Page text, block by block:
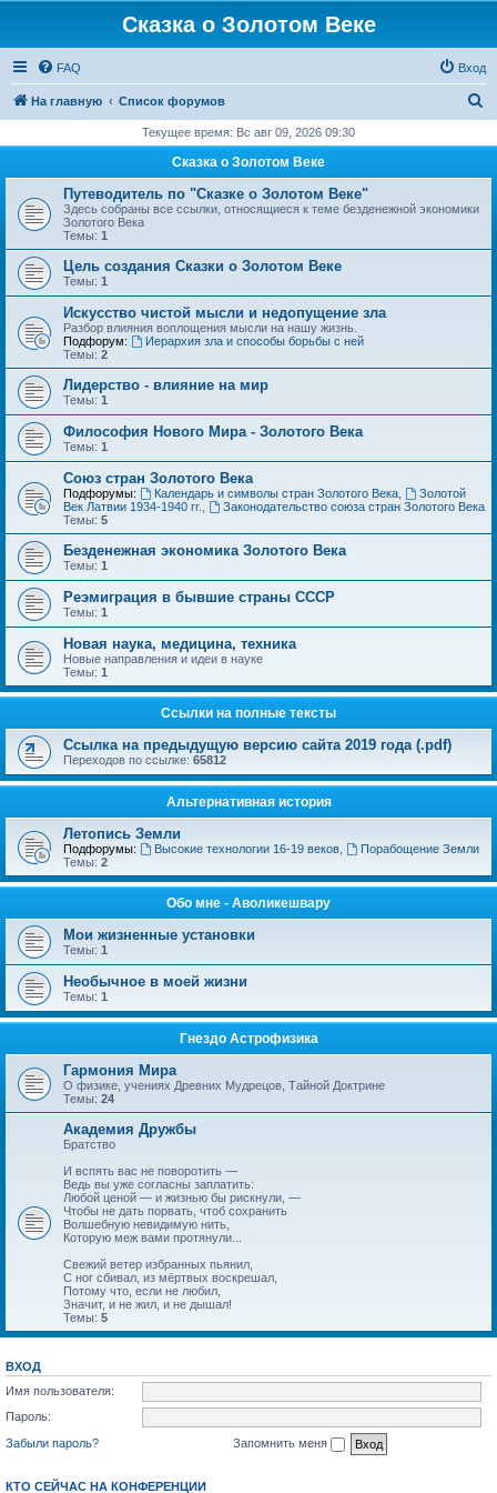
Сказка о Золотом Веке
FAQ Вход
На главную Список форумов
с
Текущее время: Вс авг 09, 2026 09:30
Сказка о Золотом Веке
Путеводитель по "Сказке о Золотом Веке"
Здесь собраны все ссылки, относящиеся к теме безденежной экономики
Золотого Века
Темы: 1
Цель создания Сказки о Золотом Веке
Темы: 1
Искусство чистой мысли и недопущение зла
Разбор влияния воплощения мысли на нашу жизнь.
Подфорум:
Иерархия зла и способы борьбы с ней
Темы: 2
Лидерство - влияние на мир
Темы: 1
Философия Нового Мира - Золотого Века
Темы: 1
Cоюз стран Золотого Века
Подфорумы: Календарь и символы стран Золотого Века,
Золотой
Век Латвии 1934-1940 гг.
Законодательство союза стран Золотого Века
Темы: 5
Безденежная экономика Золотого Века
Темы: 1
Реэмиграция в бывшие страны СССР
Темы: 1
Новая наука, медицина, техника
Новые направления и идеи в науке
Темы: 1
Ссылки на полные тексты
Ссылка на предыдущую версию сайта 2019 года (.pdf)
Переходов по ссылке: 65812
Альтернативная история
Летопись Земли
Подфорумы: Высокие технологии 16-19 веков,
Порабощение Земли
Темы: 2
Обо мне - Аволикешвару
Мои жизненные установки
Темы: 1
Необычное в моей жизни
Темы: 1
Гнездо Астрофизика
Гармония Мира
О физике, учениях Древних Мудрецов, Тайной Доктрине
Темы: 24
Академия Дружбы
Братство
И вспять вас не поворотить —
Ведь вы уже согласны заплатить:
Любой ценой — и жизнью бы рискнули, —
Чтобы не дать порвать, чтоб сохранить
Волшебную невидимую нить,
Которую меж вами протянули...
Свежий ветер избранных пьянил,
С ног сбивал, из мёртвых воскрешал,
Потому что, если не любил,
Значит, и не жил, и не дышал!
Темы: 5
ВХОД
Имя пользователя:
Пароль:
Забыли пароль?
Запомнить меня
КТО СЕЙЧАС НА КОНФЕРЕНЦИИ